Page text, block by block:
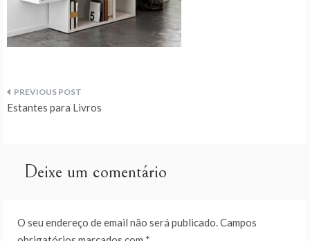
Navegação
artigos
Estantes para Livros
Deixe um comentário
O seu endereço de email não será publicado.Campos